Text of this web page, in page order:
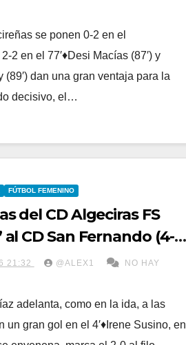
se ponen 0-2 en el
2 en el 77′♦Desi Macías (87′) y
(89′) dan una gran ventaja para la
decisivo, el…
FÚTBOL FEMENINO
del CD Algeciras FS
al CD San Fernando (4-
campeonas y
el ascenso
21:32 @ALEX1 NO HAY
adelanta, como en la ida, a las
un gran gol en el 4′♦Irene Susino, en